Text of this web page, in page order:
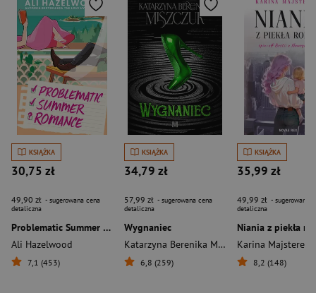
KSIĄŻKA
30,75 zł
49,90 zł - sugerowana cena
detaliczna
Problematic Summer Romance
Ali Hazelwood
7,1 (453)
KSIĄŻKA
34,79 zł
57,99 zł - sugerowana cena
detaliczna
Wygnaniec
Katarzyna Berenika Miszczuk
6,8 (259)
KSIĄŻKA
35,99 zł
49,99 zł - sugerowana
detaliczna
Niania z piekła
Karina Majsterek
8,2 (148)